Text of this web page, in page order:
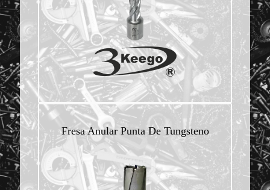
Fresa Anular Punta De Tungsteno